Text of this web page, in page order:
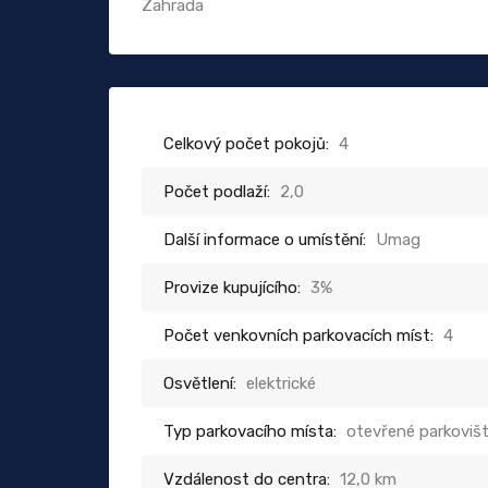
Zahrada
Celkový počet pokojů: 4
Počet podlaží: 2,0
Další informace o umístění: Umag
Provize kupujícího: 3%
Počet venkovních parkovacích míst: 4
Osvětlení: elektrické
Typ parkovacího místa: otevřené
Vzdálenost do centra: 12,0 km